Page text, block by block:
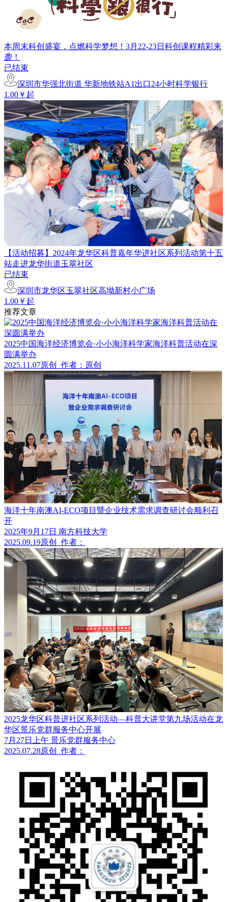
本周末科创盛宴，点燃科学梦想！3月22-23日科创课程精彩来
袭！
已结束
深圳市华强北街道 华新地铁站A1出口24小时科学银行
1.00￥起
【活动招募】2024年龙华区科普嘉年华进社区系列活动第十五
站走进龙华街道玉翠社区
已结束
深圳市龙华区玉翠社区高坳新村小广场
1.00￥起
推荐文章
2025中国海洋经济博览会·小小海洋科学家海洋科普活动在深
圆满举办
2025.11.07原创 作者：原创
海洋十年南澳AI-ECO项目暨企业技术需求调查研讨会顺利召
开
2025年9月17日 南方科技大学
2025.09.19原创 作者：
2025龙华区科普进社区系列活动—科普大讲堂第九场活动在龙
华区景乐党群服务中心开展
7月27日上午 景乐党群服务中心
2025.07.28原创 作者：